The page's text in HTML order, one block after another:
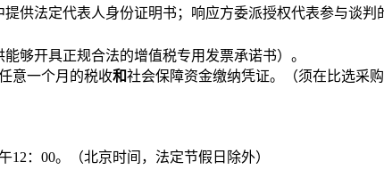
提供法定代表人身份证明书； 响应方委派授权代表参与谈判
能够开具正规合法的增值税专用发票承诺书） 。
意一个月的税收和社会保障资金缴纳凭证。 （须在 比选采
12：00。（北京时间，法定节假日除外）